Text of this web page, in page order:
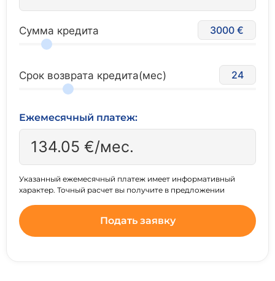
Сумма кредита 3000
Срок возврата кредита(мес) 24
Ежемесячный платеж:
134.05 €/мес.
Указанный ежемесячный платеж имеет информативный
характер. Точный расчет вы получите в предложении
Подать заявку